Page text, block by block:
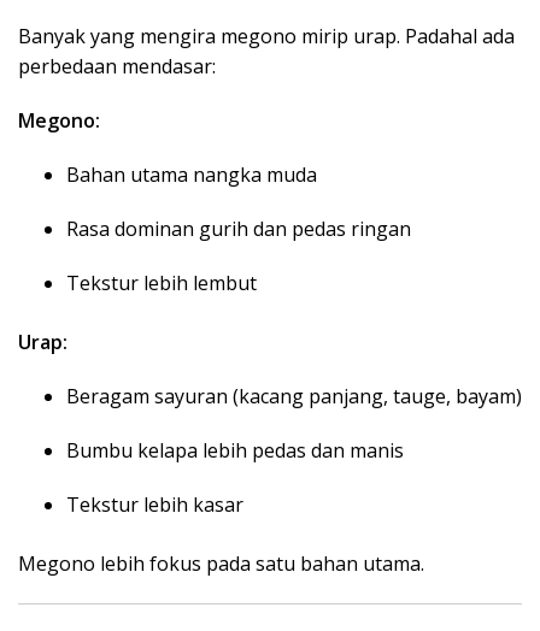
Banyak yang mengira megono mirip urap. Padahal ada
perbedaan mendasar:
Megono:
Bahan utama nangka muda
Rasa dominan gurih dan pedas ringan
Tekstur lebih lembut
Urap:
Beragam sayuran (kacang panjang, tauge, bayam)
Bumbu kelapa lebih pedas dan manis
Tekstur lebih kasar
Megono lebih fokus pada satu bahan utama.